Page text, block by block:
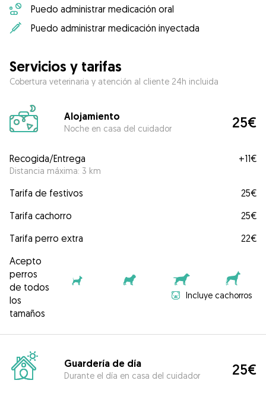
Puedo administrar medicación oral
Puedo administrar medicación inyectada
Servicios y tarifas
Cobertura veterinaria y atención al cliente 24h incluida
Alojamiento
Noche en casa del cuidador 25€
Recogida/Entrega
Distancia máxima: 3 km
+11€
Tarifa de festivos
25€
Tarifa cachorro
25€
Tarifa perro extra
22€
Acepto
perros
de todos
los
tamaños
Incluye cachorros
Guardería de día
Durante el día en casa del cuidador 25€